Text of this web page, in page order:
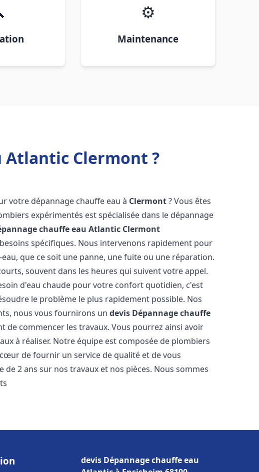
⚙️
Maintenance
Atlantic Clermont ?
votre dépannage chauffe eau à Clermont? Vous êtes
expérimentés est spécialisée dans le dépannage
chauffe eau Atlantic Clermont
spécifiques. Nous intervenons rapidement pour
que ce soit une panne, une fuite ou une réparation.
souvent dans les heures qui suivent votre appel.
d'eau chaude pour votre confort quotidien, c'est
le problème le plus rapidement possible. Nos
nous vous fournirons undevis Dépannage chauffe
de commencer les travaux. Vous pourrez ainsi avoir
à réaliser. Notre équipe est composée de plombiers
de fournir un service de qualité et de vous
2 ans sur nos travaux et nos pièces. Nous sommes
devis Dépannage chauffe eau